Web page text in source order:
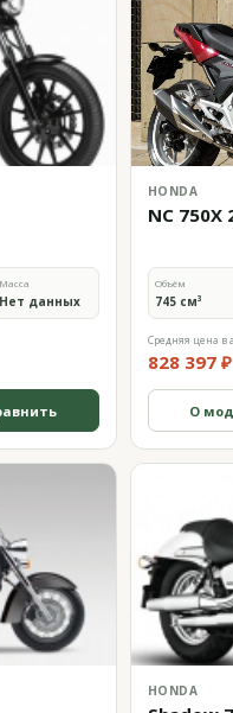
Масса
Нет данных
HONDA
NC 750X
Объём
745 см³
Средняя цена в
828 397 ₽
О
HONDA